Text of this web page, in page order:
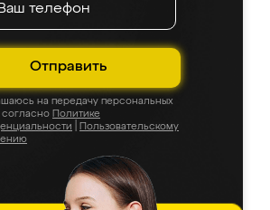
Отправить
на передачу персональных
согласно Политике
Пользовательскому